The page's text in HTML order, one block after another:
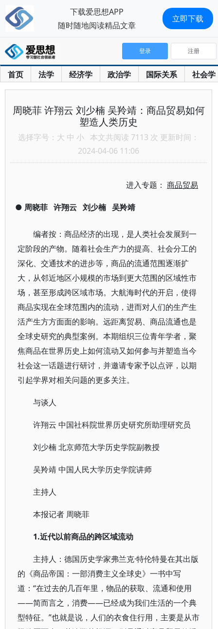
首页 法学 经济学 政治学 国际关系 社会学
登录 注册
周晓菲 许翔云 刘少楠 吴羚靖：商品贸易如何
塑造人类历史
选择字号： 大 中 小 本文共阅读 7113 次 更新时间：
2024-04-06 11:06
进入专题：商品贸易
● 周晓菲 许翔云 刘少楠 吴羚靖
编者按：商品经济的出现，是人类社会发展到一
定阶段的产物。随着社会生产力的提高、社会分工的
深化、交通技术的进步等，商品的流通范围逐渐扩
大，从邻近地区小规模的市场到更大范围的区域性市
场，甚至形成跨区域市场。大航海时代的开启，使得
商品实现在全球范围内的流动，进而对人们的生产生
活产生方方面面的影响。远距离贸易、商品流通也是
全球史研究的典型案例。本期组织三位青年学者，聚
焦商品在世界历史上如何流动又如何参与并塑造当今
社会这一话题进行研讨，并邀请专家予以点评，以期
引起学界对相关问题的更多关注。
与谈人
许翔云 中国社科院世界历史研究所助理研究员
刘少楠 北京师范大学历史学院副教授
吴羚靖 中国人民大学历史学院讲师
主持人
本报记者 周晓菲
1.近代以前商品的跨区域流动
主持人：德国历史学家弗兰克·特伦特曼在其出版
的《商品帝国：一部消费主义全球史》一书中写
道：“在过去的几百年里，物品的获取、流通和使用
——简而言之，消费——已经成为我们生活的一个典
型特征。”也就是说，人们的衣食住行用，主要是从市
下载爱思想APP
随时随地阅读精品文章
立即下载